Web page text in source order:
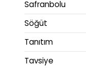
Safranbolu
Söğüt
Tanıtım
Tavsiye